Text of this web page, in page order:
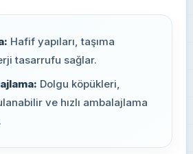
Hafif yapıları, taşıma
tasarrufu sağlar.
Dolgu köpükleri,
ve hızlı ambalajlama